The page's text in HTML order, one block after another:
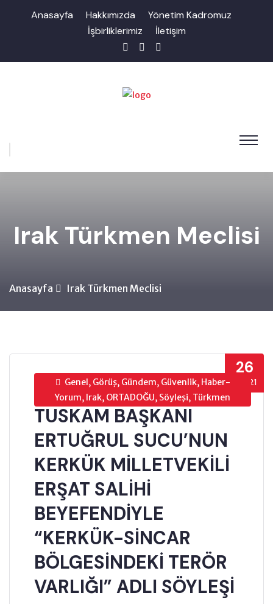
Anasayfa Hakkımızda
Yönetim Kadromuz
İşbirliklerimiz
İletişim
Irak Türkmen Meclisi
Anasayfa Irak Türkmen Meclisi
26
EYL’21
Genel, Görüş, Gündem, Güvenlik, Haber-
Yorum, Irak, ORTADOĞU, Söyleşi, Türkmen
TUSKAM BAŞKANI
ERTUĞRUL SUCU’NUN
KERKÜK MİLLETVEKİLİ
ERŞAT SALİHİ
BEYEFENDİYLE
“KERKÜK-SİNCAR
BÖLGESİNDEKİ TERÖR
VARLIĞI” ADLI SÖYLEŞİ